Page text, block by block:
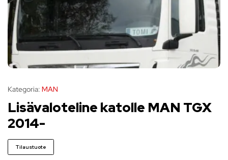
Kategoria: MAN
Lisävaloteline katolle MAN TGX
2014-
Tilaustuote